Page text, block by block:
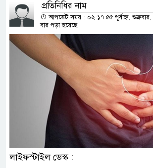
প্রতিনিধির নাম
আপডেট সময় : ০২:১৭:৫৫ পূর্বাহ্ন,
বার পড়া হয়েছে
লাইফস্টাইল ডেস্ক :